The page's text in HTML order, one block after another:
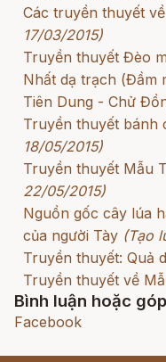
Các truyền thuyết
17/03/2015)
Truyền thuyết Đèo
Nhất dạ trạch (Đầm
Tiên Dung - Chử
Truyền thuyết bánh
18/05/2015)
Truyền thuyết Mẫu
22/05/2015)
Nguồn gốc cây lúa
của người Tày (Tạo
Truyền thuyết: Quả
Truyền thuyết về
Bình luận hoặc
Facebook